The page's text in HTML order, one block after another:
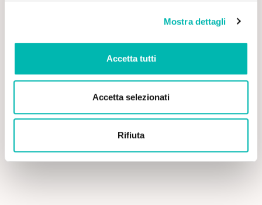
Mostra dettagli
Accetta tutti
Accetta selezionati
Rifiuta
4,90€
Geldis Spazzolino per Dispositivi Mobili